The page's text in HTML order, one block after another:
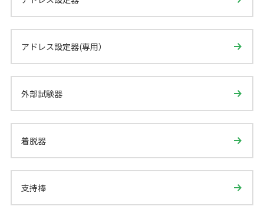
アドレス設定器(専用）
外部試験器
着脱器
支持棒